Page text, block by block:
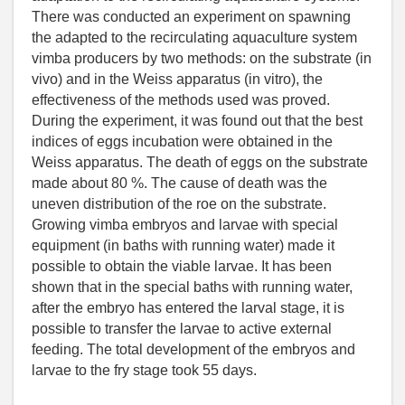
There was conducted an experiment on spawning
the adapted to the recirculating aquaculture system
vimba producers by two methods: on the substrate (in
vivo) and in the Weiss apparatus (in vitro), the
effectiveness of the methods used was proved.
During the experiment, it was found out that the best
indices of eggs incubation were obtained in the
Weiss apparatus. The death of eggs on the substrate
made about 80 %. The cause of death was the
uneven distribution of the roe on the substrate.
Growing vimba embryos and larvae with special
equipment (in baths with running water) made it
possible to obtain the viable larvae. It has been
shown that in the special baths with running water,
after the embryo has entered the larval stage, it is
possible to transfer the larvae to active external
feeding. The total development of the embryos and
larvae to the fry stage took 55 days.